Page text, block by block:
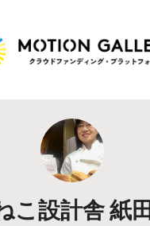
Highlight
新着プロジェクト
Feature
こ設計舎 紙